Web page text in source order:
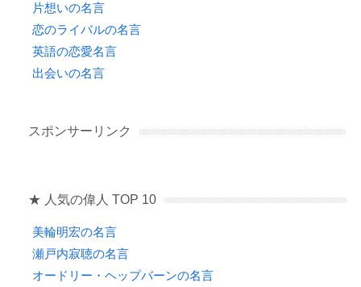
片想いの名言
恋のライバルの名言
英語の恋愛名言
出会いの名言
スポンサーリンク
★ 人気の偉人 TOP 10
美輪明宏の名言
瀬戸内寂聴の名言
オードリー・ヘップバーンの名言